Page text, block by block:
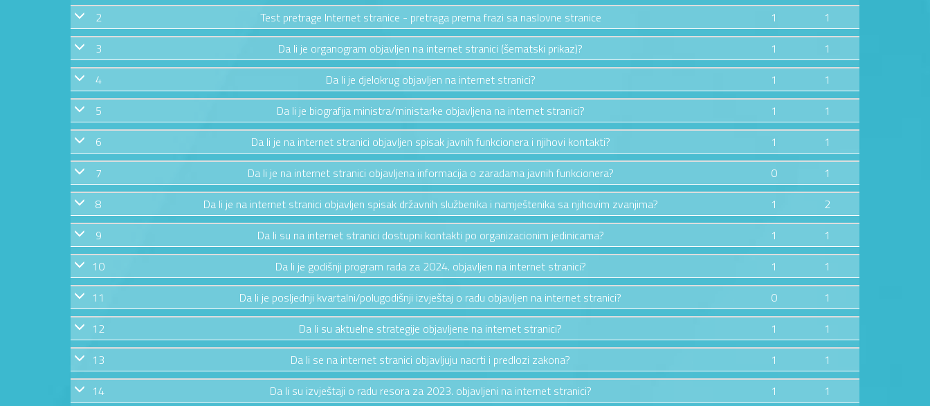
2
Test pretrage Internet stranice - pretraga prema frazi sa naslovne stranice 1
1
3
Da li je organogram objavljen na internet stranici (šematski prikaz)? 1
1
4
Da li je djelokrug objavljen na internet stranici? 1
1
5
Da li je biografija ministra/ministarke objavljena na internet stranici? 1
1
6
Da li je na internet stranici objavljen spisak javnih funkcionera i njihovi kontakti? 1
1
7
Da li je na internet stranici objavljena informacija o zaradama javnih funkcionera? 0
1
8
Da li je na internet stranici objavljen spisak državnih službenika i namještenika sa njihovim zvanjima? 1
2
9
Da li su na internet stranici dostupni kontakti po organizacionim jedinicama? 1
1
10
Da li je godišnji program rada za 2024. objavljen na internet stranici? 1
1
11
Da li je posljednji kvartalni/polugodišnji izvještaj o radu objavljen na internet stranici? 0
1
12
Da li su aktuelne strategije objavljene na internet stranici? 1
1
13
Da li se na internet stranici objavljuju nacrti i predlozi zakona? 1
1
14
Da li su izvještaji o radu resora za 2023. objavljeni na internet stranici? 1
1